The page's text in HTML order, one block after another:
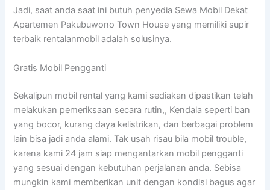
Jadi, saat anda saat ini butuh penyedia Sewa Mobil Dekat
Apartemen Pakubuwono Town House yang memiliki supir
terbaik rentalanmobil adalah solusinya.
Gratis Mobil Pengganti
Sekalipun mobil rental yang kami sediakan dipastikan telah
melakukan pemeriksaan secara rutin,, Kendala seperti ban
yang bocor, kurang daya kelistrikan, dan berbagai problem
lain bisa jadi anda alami. Tak usah risau bila mobil trouble,
karena kami 24 jam siap mengantarkan mobil pengganti
yang sesuai dengan kebutuhan perjalanan anda. Sebisa
mungkin kami memberikan unit dengan kondisi bagus agar